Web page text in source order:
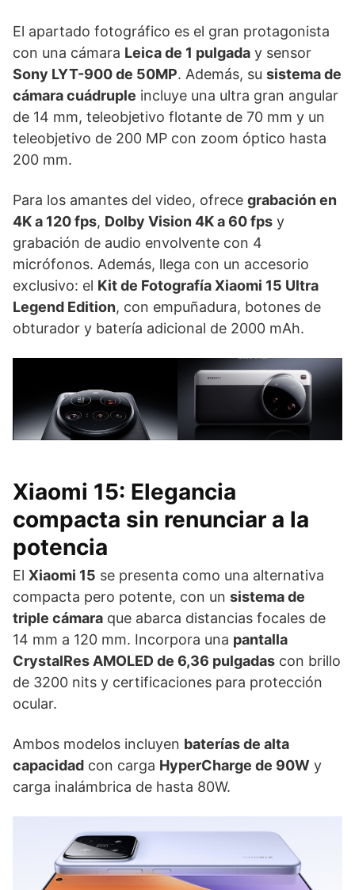
El apartado fotográfico es el gran protagonista
con una cámara Leica de 1 pulgada y sensor
Sony LYT-900 de 50MP. Además, su sistema de
cámara cuádruple incluye una ultra gran angular
de 14 mm, teleobjetivo flotante de 70 mm y un
teleobjetivo de 200 MP con zoom óptico hasta
200 mm.
Para los amantes del video, ofrece grabación en
4K a 120 fps, Dolby Vision 4K a 60 fps y
grabación de audio envolvente con 4
micrófonos. Además, llega con un accesorio
exclusivo: el Kit de Fotografía Xiaomi 15 Ultra
Legend Edition, con empuñadura, botones de
obturador y batería adicional de 2000 mAh.
Xiaomi 15: Elegancia
compacta sin renunciar a la
potencia
El Xiaomi 15 se presenta como una alternativa
compacta pero potente, con un sistema de
triple cámara que abarca distancias focales de
14 mm a 120 mm. Incorpora una pantalla
CrystalRes AMOLED de 6,36 pulgadas con brillo
de 3200 nits y certificaciones para protección
ocular.
Ambos modelos incluyen baterías de alta
capacidad con carga HyperCharge de 90W y
carga inalámbrica de hasta 80W.